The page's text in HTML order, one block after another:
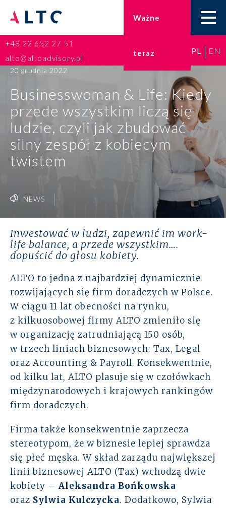
Ważne
teraz
Doradztwo podatkowe
Księgowość
Kadry i płace
Broker ubezpieczeniowy
Prawo karne dla biznesu
Rozwiązania
Zespół
Dołącz do nas
Dlaczego ALTO
Case studies
Baza wiedzy
ALTOstratus
Kontakt
+48 22 652 27 51
alto@altoadvisory.pl
PL EN
20 grudnia 2022
Businesswoman & Life: Kiedy
przede wszystkim liczą się
ludzie, czyli jak zbudować
silny zespół z kobiecym
twistem
NEWS
Inwestować w ludzi, zapewnić im work-
life balance, a przede wszystkim….
dopuścić do głosu kobiety.
ALTO to jedna z najbardziej dynamicznie
rozwijających się firm doradczych w Polsce.
W ciągu 11 lat obecności na rynku,
z kilkuosobowej firmy ALTO zmieniło się
w organizację zatrudniającą 150 osób,
w trzech liniach biznesowych: Tax, Legal
oraz Accounting & Payroll. Konsekwentnie,
od kilku lat, ALTO plasuje się w czołówkach
międzynarodowych i krajowych rankingów
firm doradczych.
Firma także konsekwentnie zaprzecza
stereotypom, że w biznesie lepiej sprawdza
się płeć męska. W skład zarządu największej
linii biznesowej ALTO (Tax) wchodzą dwie
kobiety – Aleksandra Bońkowska
oraz Sylwia Kulczycka. Dodatkowo, Sylwia